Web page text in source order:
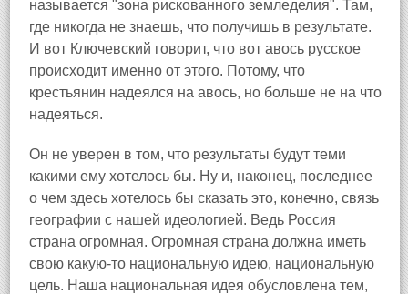
называется "зона рискованного земледелия". Там,
где никогда не знаешь, что получишь в результате.
И вот Ключевский говорит, что вот авось русское
происходит именно от этого. Потому, что
крестьянин надеялся на авось, но больше не на что
надеяться.
Он не уверен в том, что результаты будут теми
какими ему хотелось бы. Ну и, наконец, последнее
о чем здесь хотелось бы сказать это, конечно, связь
географии с нашей идеологией. Ведь Россия
страна огромная. Огромная страна должна иметь
свою какую-то национальную идею, национальную
цель. Наша национальная идея обусловлена тем,